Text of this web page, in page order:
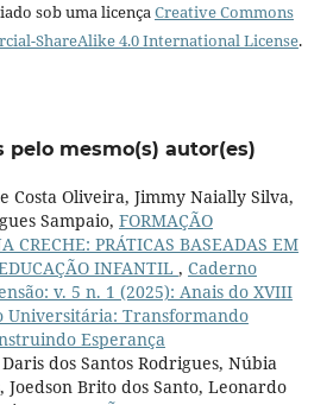
sob uma licençaCreative Commons
ShareAlike 4.0 International License.
mesmo(s) autor(es)
Costa Oliveira, Jimmy Naially Silva,
Sampaio, FORMAÇÃO
CRECHE: PRÁTICAS BASEADAS EM
INFANTIL , Caderno
v. 5 n. 1 (2025): Anais do XVIII
Universitária: Transformando
Esperança
dos Santos Rodrigues, Núbia
Joedson Brito dos Santo, Leonardo